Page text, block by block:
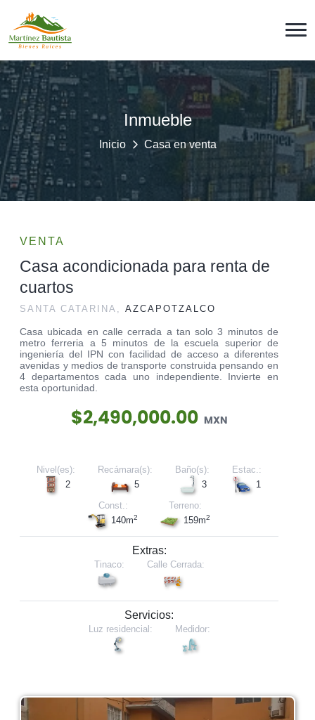
Inmueble
Inicio Casa en venta
VENTA
Casa acondicionada para renta de
cuartos
SANTA CATARINA, AZCAPOTZALCO
Casa ubicada en calle cerrada a tan solo 3 minutos de
metro ferreria a 5 minutos de la escuela superior de
ingeniería del IPN con facilidad de acceso a diferentes
avenidas y medios de transporte construida pensando en
4 departamentos cada uno independiente. Invierte en
esta oportunidad.
$2,490,000.00 MXN
Nivel(es):
2
Recámara(s):
5
Baño(s):
3
Estac.:
1
Const.:
140m2
Terreno:
159m2
Extras:
Tinaco: Calle Cerrada:
Servicios:
Luz residencial: Medidor: